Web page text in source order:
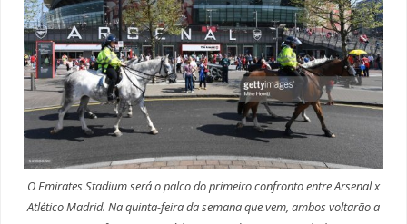
O Emirates Stadium será o palco do primeiro confronto entre Arsenal x
Atlético Madrid. Na quinta-feira da semana que vem, ambos voltarão a